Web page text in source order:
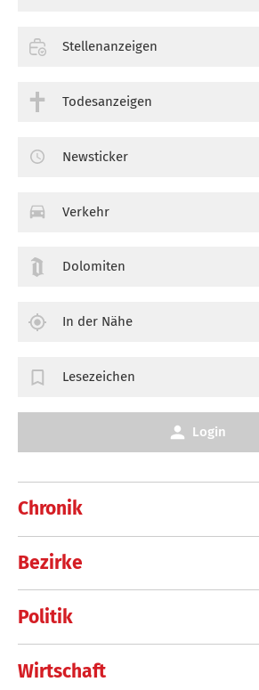
Chronik
Bezirke
Politik
Wirtschaft
Stellenanzeigen
Todesanzeigen
Newsticker
Verkehr
Dolomiten
In der Nähe
Lesezeichen
Login